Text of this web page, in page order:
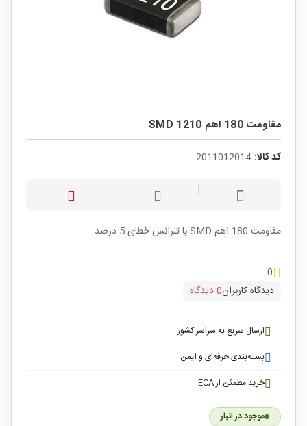
مقاومت 180 اهم SMD 1210
کد کالا: 2011012014
مقاومت 180 اهم SMD با تلرانس خطای 5 درصد
0
دیدگاه کاربران0 دیدگاه
ارسال سریع به سراسر کشور
بسته‌بندی حرفه‌ای و ایمن
خرید مطمئن از ECA
موجود در انبار